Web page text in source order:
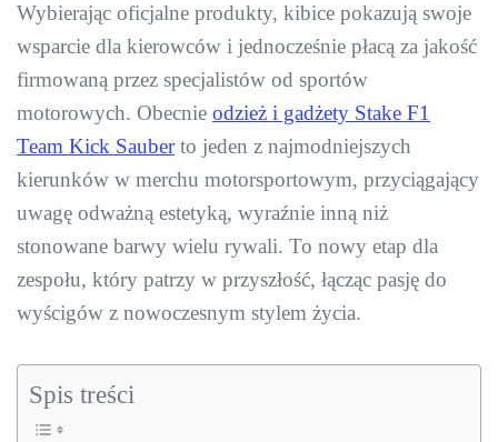
Wybierając oficjalne produkty, kibice pokazują swoje
wsparcie dla kierowców i jednocześnie płacą za jakość
firmowaną przez specjalistów od sportów
motorowych. Obecnie odzież i gadżety Stake F1
Team Kick Sauberto jeden z najmodniejszych
kierunków w merchu motorsportowym, przyciągający
uwagę odważną estetyką, wyraźnie inną niż
stonowane barwy wielu rywali. To nowy etap dla
zespołu, który patrzy w przyszłość, łącząc pasję do
wyścigów z nowoczesnym stylem życia.
Spis treści